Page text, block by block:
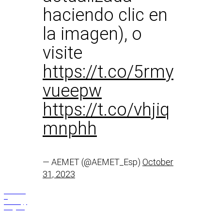
haciendo clic en
la imagen), o
visite
https://t.co/5rmy
vueepw
https://t.co/vhjiq
mnphh
— AEMET (@AEMET_Esp) October
31, 2023